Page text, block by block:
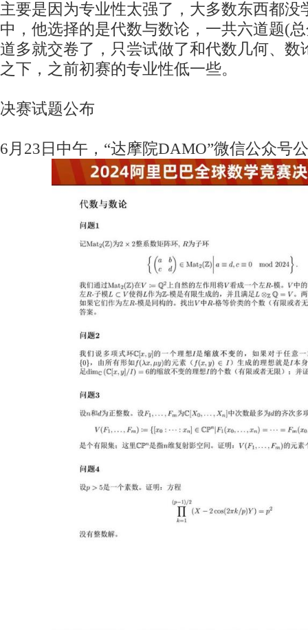
主要是因为专业性太强了，大多数东西都没
中，他选择的是代数与数论，一共六道题(
道多就交卷了，只尝试做了和代数几何、数
之下，之前初赛的专业性低一些。
决赛试题公布
6月23日中午，“达摩院DAMO”微信公众号